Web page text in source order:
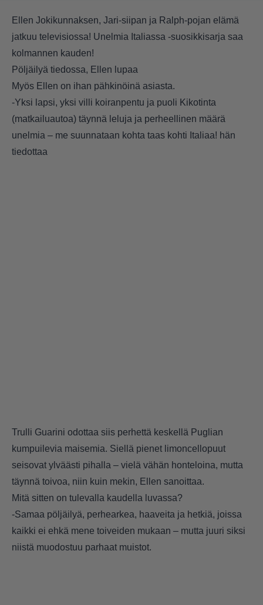
Ellen Jokikunnaksen, Jari-siipan ja Ralph-pojan elämä
jatkuu televisiossa! Unelmia Italiassa -suosikkisarja saa
kolmannen kauden!
Pöljäilyä tiedossa, Ellen lupaa
Myös Ellen on ihan pähkinöinä asiasta.
-Yksi lapsi, yksi villi koiranpentu ja puoli Kikotinta
(matkailuautoa) täynnä leluja ja perheellinen määrä
unelmia – me suunnataan kohta taas kohti Italiaa! hän
tiedottaa
Trulli Guarini odottaa siis perhettä keskellä Puglian
kumpuilevia maisemia. Siellä pienet limoncellopuut
seisovat ylväästi pihalla – vielä vähän honteloina, mutta
täynnä toivoa, niin kuin mekin, Ellen sanoittaa.
Mitä sitten on tulevalla kaudella luvassa?
-Samaa pöljäilyä, perhearkea, haaveita ja hetkiä, joissa
kaikki ei ehkä mene toiveiden mukaan – mutta juuri siksi
niistä muodostuu parhaat muistot.